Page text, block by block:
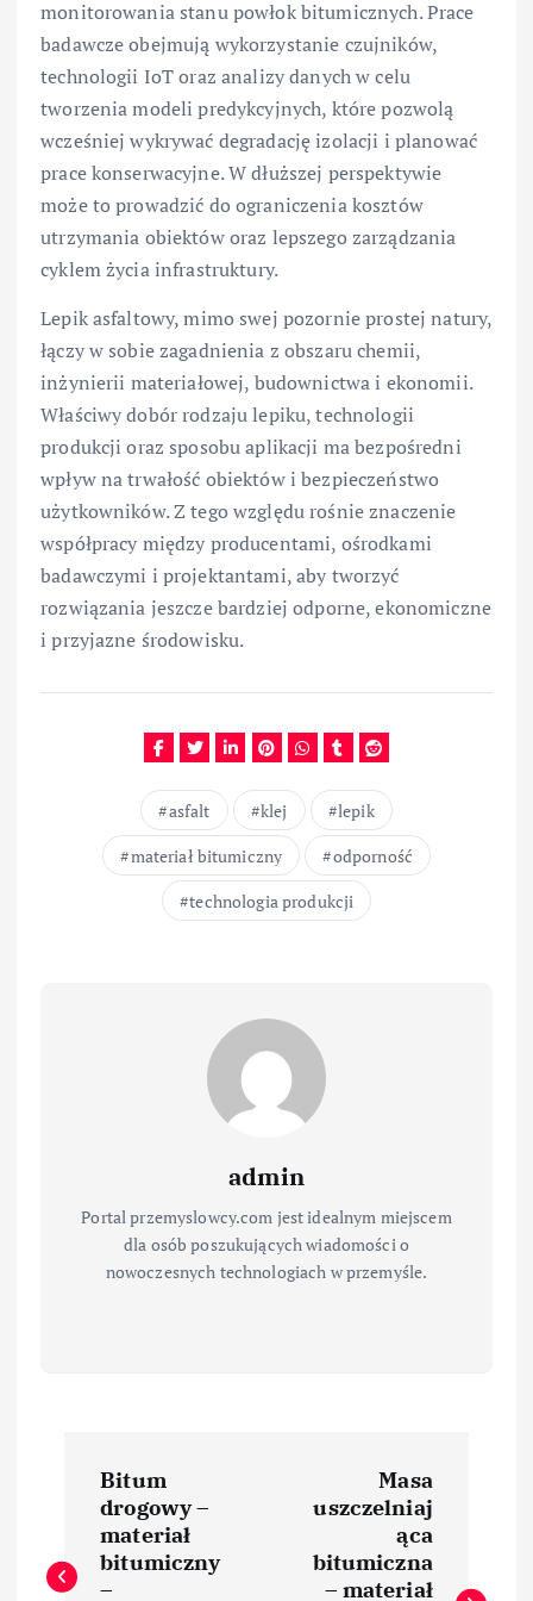
monitorowania stanu powłok bitumicznych. Prace
badawcze obejmują wykorzystanie czujników,
technologii IoT oraz analizy danych w celu
tworzenia modeli predykcyjnych, które pozwolą
wcześniej wykrywać degradację izolacji i planować
prace konserwacyjne. W dłuższej perspektywie
może to prowadzić do ograniczenia kosztów
utrzymania obiektów oraz lepszego zarządzania
cyklem życia infrastruktury.
Lepik asfaltowy, mimo swej pozornie prostej natury,
łączy w sobie zagadnienia z obszaru chemii,
inżynierii materiałowej, budownictwa i ekonomii.
Właściwy dobór rodzaju lepiku, technologii
produkcji oraz sposobu aplikacji ma bezpośredni
wpływ na trwałość obiektów i bezpieczeństwo
użytkowników. Z tego względu rośnie znaczenie
współpracy między producentami, ośrodkami
badawczymi i projektantami, aby tworzyć
rozwiązania jeszcze bardziej odporne, ekonomiczne
i przyjazne środowisku.
asfalt klej
lepik
materiał bitumiczny
odporność
technologia produkcji
admin
Portal przemyslowcy.com jest idealnym miejscem
dla osób poszukujących wiadomości o
nowoczesnych technologiach w przemyśle.
w
Bitum
drogowy –
materiał
bitumiczny
–
Masa
uszczelniaj
ąca
bitumiczna
– materiał